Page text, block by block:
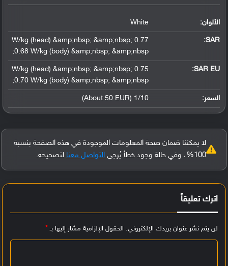
الألوان: White
SAR
:
0.77 W/kg (head) &amp;nbsp; &amp;nbsp;
0.68 W/kg (body) &amp;nbsp; &amp;nbsp;
SAR EU:
0.75 W/kg (head) &amp;nbsp; &amp;nbsp;
0.70 W/kg (body) &amp;nbsp; &amp;nbsp;
السعر: 1/10 (About 50 EUR)
لا يمكننا ضمان صحة المعلومات الموجودة في هذه الصفحة بنسبة
100%، وفي حالة وجود خطأ يُرجى
التواصل معنا لتصحيحه.
اترك تعليقاً
لن يتم نشر عنوان بريدك الإلكتروني. الحقول الإلزامية مشار إليها بـ*